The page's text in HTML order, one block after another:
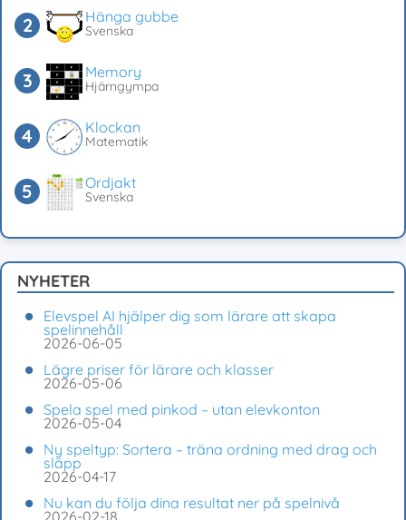
Hänga gubbe
Svenska
Memory
Hjärngympa
Klockan
Matematik
Ordjakt
Svenska
NYHETER
Elevspel AI hjälper dig som lärare att skapa
spelinnehåll
2026-06-05
Lägre priser för lärare och klasser
2026-05-06
Spela spel med pinkod – utan elevkonton
2026-05-04
Ny speltyp: Sortera – träna ordning med drag och
släpp
2026-04-17
Nu kan du följa dina resultat ner på spelnivå
2026-02-18